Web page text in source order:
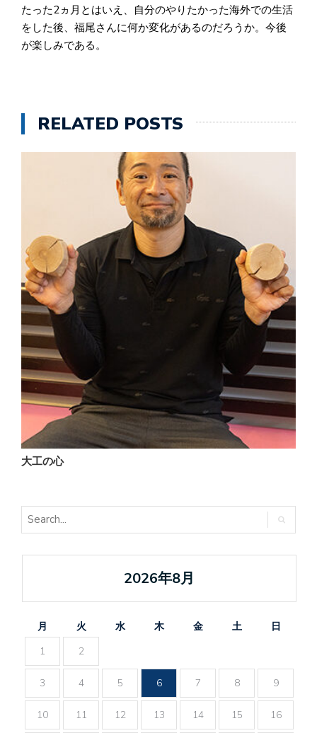
たった2ヵ月とはいえ、自分のやりたかった海外での生活
をした後、福尾さんに何か変化があるのだろうか。今後
が楽しみである。
RELATED POSTS
大工の心
2026年8月
月 火 水 木 金 土
日
1
2
3 4 5 6 7 8 9
10 11 12 13 14 15 16